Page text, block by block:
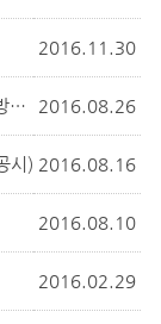
2016.11.30
2016년도(2015회계연도 결산기준) 강화군 지방재정공시(공통,특수공시) 2016.08.26
시) 2016.08.16
2016.08.10
2016.02.29